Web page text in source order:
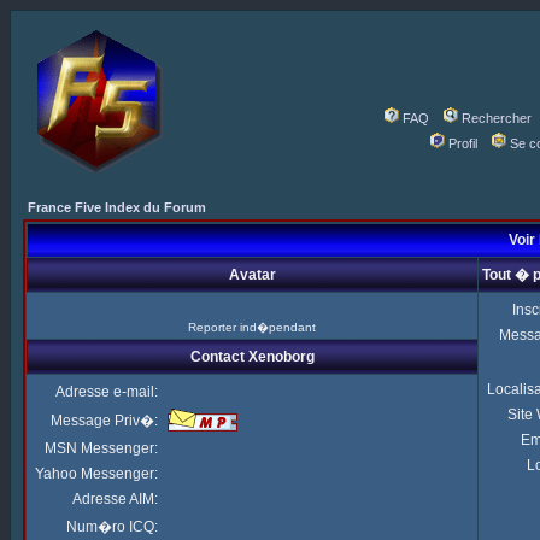
FAQ
Rechercher
Profil
Se
France Five Index du Forum
Voir
Avatar Tout �
Reporter ind�pendant
Site
Contact Xenoborg
Adresse e-mail:
Message Priv�:
MSN Messenger:
Yahoo Messenger:
Adresse AIM:
Num�ro ICQ: